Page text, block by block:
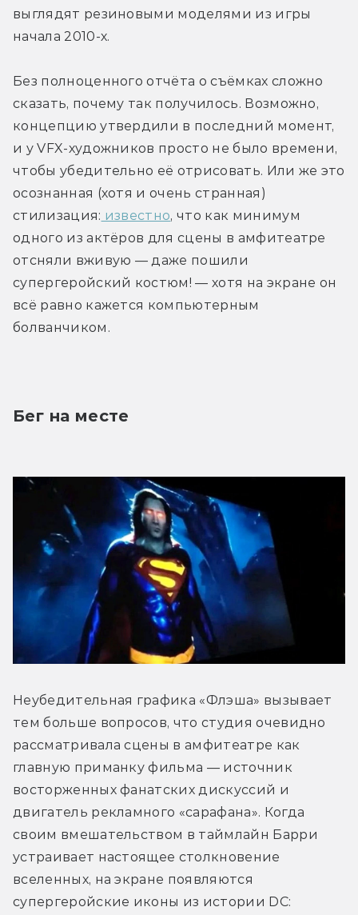
выглядят резиновыми моделями из игры
начала 2010-х.
Без полноценного отчёта о съёмках сложно
сказать, почему так получилось. Возможно,
концепцию утвердили в последний момент,
и у VFX-художников просто не было времени,
чтобы убедительно её отрисовать. Или же это
осознанная (хотя и очень странная)
стилизация: известно, что как минимум
одного из актёров для сцены в амфитеатре
отсняли вживую — даже пошили
супергеройский костюм! — хотя на экране он
всё равно кажется компьютерным
болванчиком.
Бег на месте
Неубедительная графика «Флэша» вызывает
тем больше вопросов, что студия очевидно
рассматривала сцены в амфитеатре как
главную приманку фильма — источник
восторженных фанатских дискуссий и
двигатель рекламного «сарафана». Когда
своим вмешательством в таймлайн Барри
устраивает настоящее столкновение
вселенных, на экране появляются
супергеройские иконы из истории DC: